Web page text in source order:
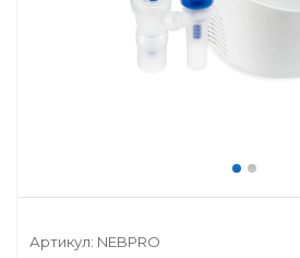
Артикул: NEBPRO